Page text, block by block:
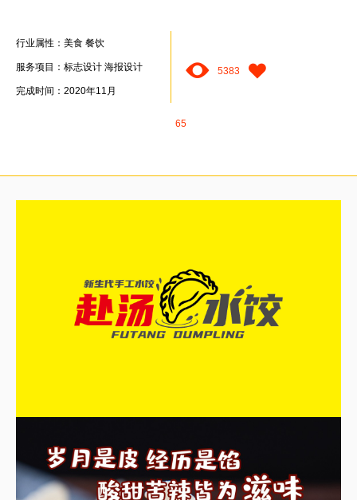
行业属性：美食 餐饮
服务项目：标志设计 海报设计
完成时间：2020年11月
5383
65